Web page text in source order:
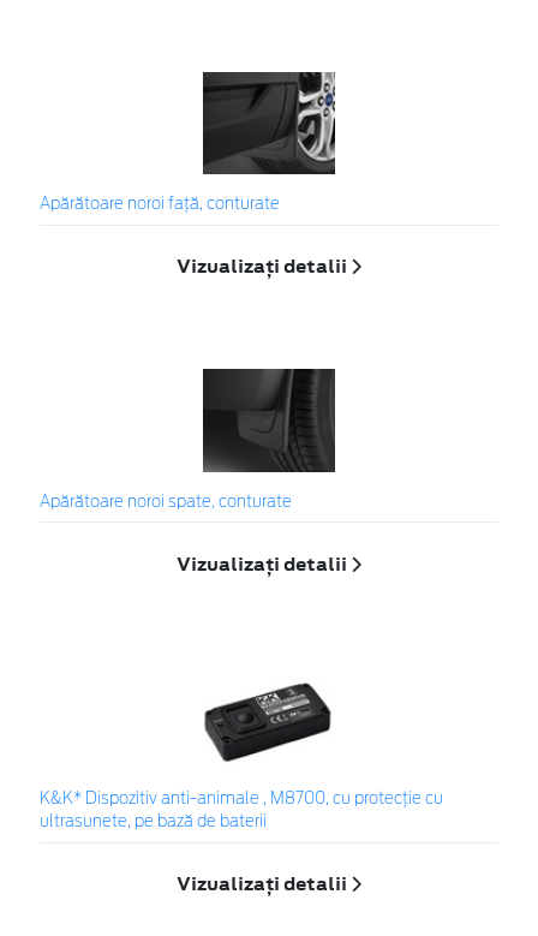
Apărătoare noroi față, conturate
Vizualizați detalii
Apărătoare noroi spate, conturate
Vizualizați detalii
K&K* Dispozitiv anti-animale , M8700, cu protecție cu
ultrasunete, pe bază de baterii
Vizualizați detalii